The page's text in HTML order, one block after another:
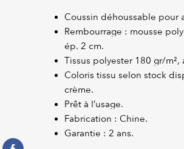
Coussin déhoussable pour
Rembourrage : mousse
ép. 2 cm.
Tissus polyester 180 gr/m²,
Coloris tissu selon stock
crème.
Prêt à l’usage.
Fabrication : Chine.
Garantie : 2 ans.